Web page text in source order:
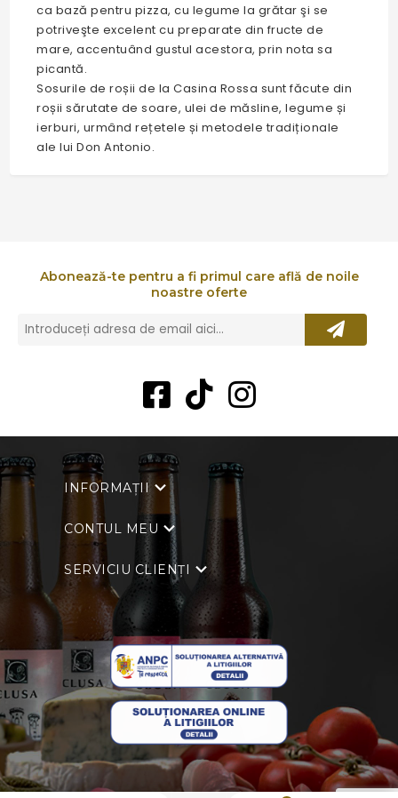
ca bază pentru pizza, cu legume la grătar şi se
potriveşte excelent cu preparate din fructe de
mare, accentuând gustul acestora, prin nota sa
picantă.
Sosurile de roșii de la Casina Rossa sunt făcute din
roșii sărutate de soare, ulei de măsline, legume și
ierburi, urmând rețetele și metodele tradiționale
ale lui Don Antonio.
Abonează-te pentru a fi primul care află de noile
noastre oferte
INFORMAȚII
CONTUL MEU
SERVICIU CLIENȚI